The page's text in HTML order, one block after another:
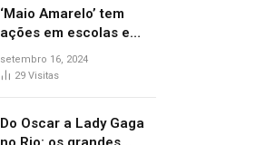
‘Maio Amarelo’ tem
ações em escolas e
ruas para prevenir
acidentes no trânsito
setembro 16, 2024
29 Visitas
Do Oscar a Lady Gaga